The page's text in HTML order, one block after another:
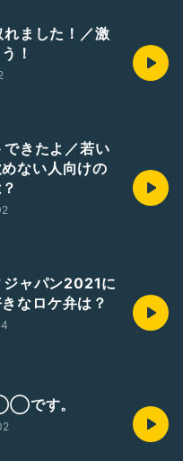
ました！／激
！
きたよ／若い
ない人向けの
ャパン2021に
なロケ弁は？
です。